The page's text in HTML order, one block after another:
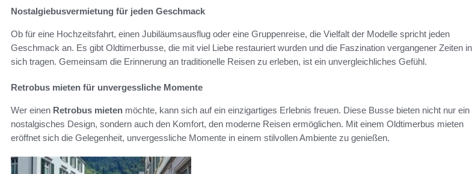
Nostalgiebusvermietung für jeden Geschmack
Ob für eine Hochzeitsfahrt, einen Jubiläumsausflug oder eine Gruppenreise, die Vielfalt der Modelle spricht jeden
Geschmack an. Es gibt Oldtimerbusse, die mit viel Liebe restauriert wurden und die Faszination vergangener Zeiten in
sich tragen. Gemeinsam die Erinnerung an traditionelle Reisen zu erleben, ist ein unvergleichliches Gefühl.
Retrobus mieten für unvergessliche Momente
Wer einen Retrobus mieten möchte, kann sich auf ein einzigartiges Erlebnis freuen. Diese Busse bieten nicht nur ein
nostalgisches Design, sondern auch den Komfort, den moderne Reisen ermöglichen. Mit einem Oldtimerbus mieten
eröffnet sich die Gelegenheit, unvergessliche Momente in einem stilvollen Ambiente zu genießen.